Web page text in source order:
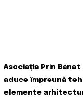
Asociația Prin
aduce împreună
elemente